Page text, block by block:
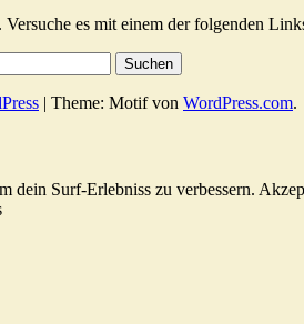
es mit einem der folgenden
| Theme: Motif von WordPress.com.
dein Surf-Erlebniss zu verbessern.